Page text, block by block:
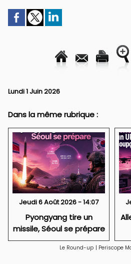
Lundi 1 Juin 2026
Dans la même rubrique :
Jeudi 6 Août 2026 - 14:07
Pyongyang tire un
missile, Séoul se prépare
Le Round-up | Periscope